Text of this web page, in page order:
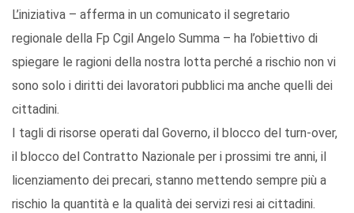
L’iniziativa – afferma in un comunicato il segretario
regionale della Fp Cgil Angelo Summa – ha l’obiettivo di
spiegare le ragioni della nostra lotta perché a rischio non vi
sono solo i diritti dei lavoratori pubblici ma anche quelli dei
cittadini.
I tagli di risorse operati dal Governo, il blocco del turn-over,
il blocco del Contratto Nazionale per i prossimi tre anni, il
licenziamento dei precari, stanno mettendo sempre più a
rischio la quantità e la qualità dei servizi resi ai cittadini.